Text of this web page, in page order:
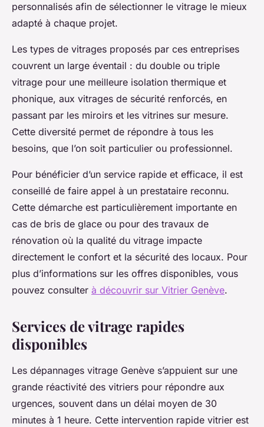
personnalisés afin de sélectionner le vitrage le mieux
adapté à chaque projet.
Les types de vitrages proposés par ces entreprises
couvrent un large éventail : du double ou triple
vitrage pour une meilleure isolation thermique et
phonique, aux vitrages de sécurité renforcés, en
passant par les miroirs et les vitrines sur mesure.
Cette diversité permet de répondre à tous les
besoins, que l’on soit particulier ou professionnel.
Pour bénéficier d’un service rapide et efficace, il est
conseillé de faire appel à un prestataire reconnu.
Cette démarche est particulièrement importante en
cas de bris de glace ou pour des travaux de
rénovation où la qualité du vitrage impacte
directement le confort et la sécurité des locaux. Pour
plus d’informations sur les offres disponibles, vous
pouvez consulter à découvrir sur Vitrier Genève.
Services de vitrage rapides
disponibles
Les dépannages vitrage Genève s’appuient sur une
grande réactivité des vitriers pour répondre aux
urgences, souvent dans un délai moyen de 30
minutes à 1 heure. Cette intervention rapide vitrier est